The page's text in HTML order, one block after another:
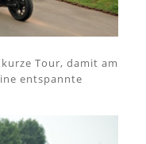
Tour, damit am
entspannte